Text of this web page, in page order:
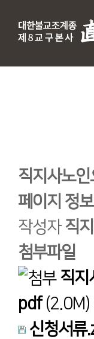
직지사노
페이지 정보
작성자직
첨부파일
직지
pdf(2.0M)
신청서류